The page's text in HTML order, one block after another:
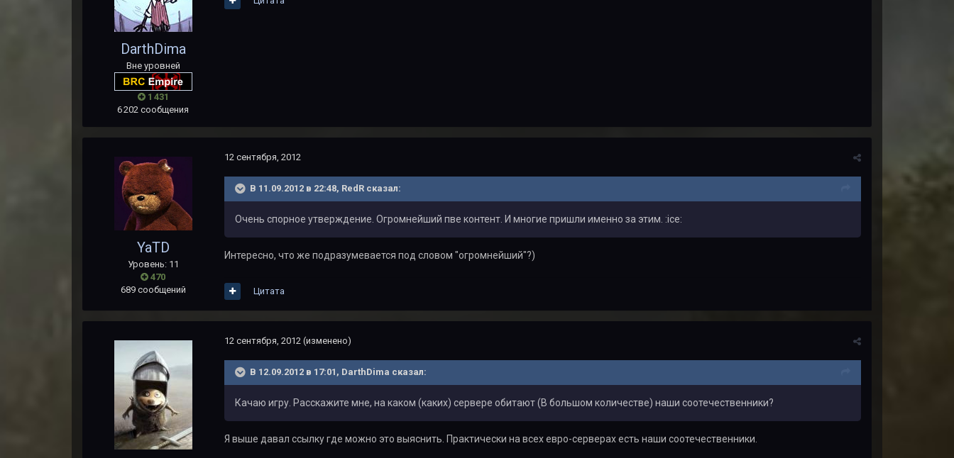
DarthDima
Вне уровней
1 431
6 202 сообщения
YaTD
Уровень: 11
470
689 сообщений
12 сентября, 2012
В 11.09.2012 в 22:48, RedR сказал:
Очень спорное утверждение. Огромнейший пве контент. И многие пришли именно за этим. :ice:
Интересно, что же подразумевается под словом "огромнейший"?)
Цитата
12 сентября, 2012 (изменено)
В 12.09.2012 в 17:01, DarthDima сказал:
Качаю игру. Расскажите мне, на каком (каких) сервере обитают (В большом количестве) наши соотечественники?
Я выше давал ссылку где можно это выяснить. Практически на всех евро-серверах есть наши соотечественники.